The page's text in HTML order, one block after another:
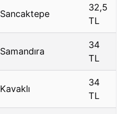
Sancaktepe
32,5
TL
Samandıra
34
TL
Kavaklı
34
TL